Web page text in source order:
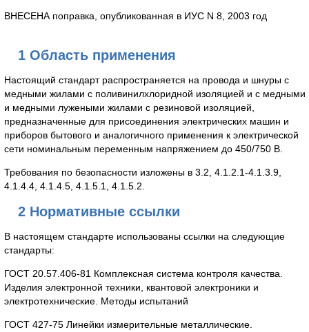
ВНЕСЕНА поправка, опубликованная в ИУС N 8, 2003 год
1 Область применения
Настоящий стандарт распространяется на провода и шнуры с
медными жилами с поливинилхлоридной изоляцией и с медными
и медными лужеными жилами с резиновой изоляцией,
предназначенные для присоединения электрических машин и
приборов бытового и аналогичного применения к электрической
сети номинальным переменным напряжением до 450/750 В.
Требования по безопасности изложены в 3.2, 4.1.2.1-4.1.3.9,
4.1.4.4, 4.1.4.5, 4.1.5.1, 4.1.5.2.
2 Нормативные ссылки
В настоящем стандарте использованы ссылки на следующие
стандарты:
ГОСТ 20.57.406-81 Комплексная система контроля качества.
Изделия электронной техники, квантовой электроники и
электротехнические. Методы испытаний
ГОСТ 427-75 Линейки измерительные металлические.